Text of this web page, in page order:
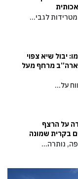
לגבי…
יבול שיא צפוי
מרחף מעל
על…
על הרצף
בקרית שמונה
נותרה…